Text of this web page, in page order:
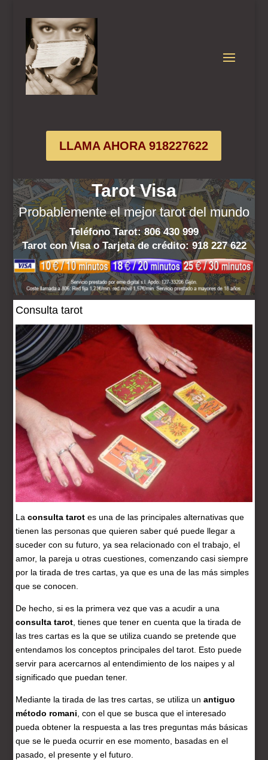
LLAMA AHORA 918227622
Tarot Visa
Probablemente el mejor tarot del mundo
Teléfono Tarot: 806 430 999
Tarot con Visa o Tarjeta de crédito:918 227 622
Consulta tarot
La consulta tarot es una de las principales alternativas que
tienen las personas que quieren saber qué puede llegar a
suceder con su futuro, ya sea relacionado con el trabajo, el
amor, la pareja u otras cuestiones, comenzando casi siempre
por la tirada de tres cartas, ya que es una de las más simples
que se conocen.
De hecho, si es la primera vez que vas a acudir a una
consulta tarot, tienes que tener en cuenta que la tirada de
las tres cartas es la que se utiliza cuando se pretende que
entendamos los conceptos principales del tarot. Esto puede
servir para acercarnos al entendimiento de los naipes y al
significado que puedan tener.
Mediante la tirada de las tres cartas, se utiliza unantiguo
método romani, con el que se busca que el interesado
pueda obtener la respuesta a las tres preguntas más básicas
que se le pueda ocurrir en ese momento, basadas en el
pasado, el presente y el futuro.